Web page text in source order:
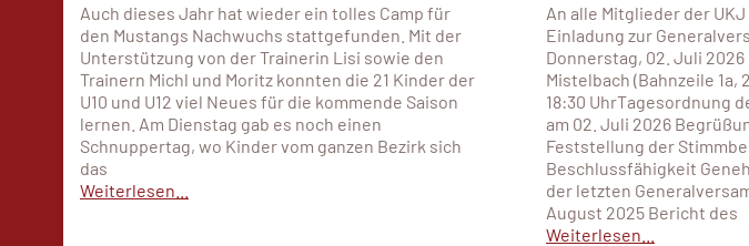
Auch dieses Jahr hat wieder ein tolles Camp für
den Mustangs Nachwuchs stattgefunden. Mit der
Unterstützung von der Trainerin Lisi sowie den
Trainern Michl und Moritz konnten die 21 Kinder der
U10 und U12 viel Neues für die kommende Saison
lernen. Am Dienstag gab es noch einen
Schnuppertag, wo Kinder vom ganzen Bezirk sich
das
Weiterlesen...
An alle Mitglieder der
Einladung zur
Donnerstag, 02. Juli
Mistelbach (Bahnzeile 1a,
18:30 UhrTagesordnung
am 02. Juli 2026
Feststellung der
Beschlussfähigkeit
der letzten
August 2025 Bericht des
Weiterlesen...